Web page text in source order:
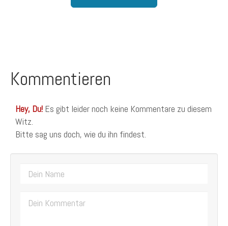
Kommentieren
Hey, Du! Es gibt leider noch keine Kommentare zu diesem
Witz.
Bitte sag uns doch, wie du ihn findest.